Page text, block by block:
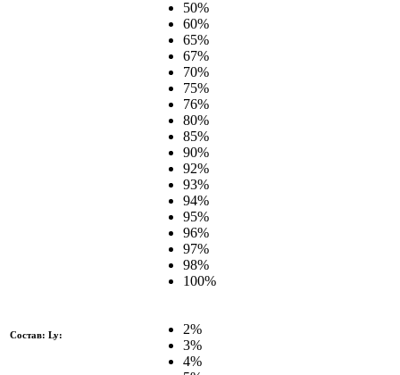
50%
60%
65%
67%
70%
75%
76%
80%
85%
90%
92%
93%
94%
95%
96%
97%
98%
100%
Состав: Ly:
2%
3%
4%